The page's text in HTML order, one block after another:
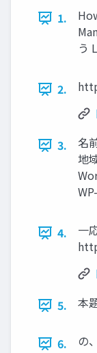
1.
う
2.
3.
名
地
4.
一
5.
本
6. の